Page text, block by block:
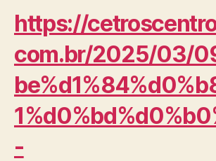
https://
com.br/2025/03/
-